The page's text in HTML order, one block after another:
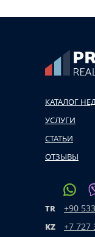
КАТАЛОГ
УСЛУГИ
СТАТЬИ
ОТЗЫВЫ
TR +90
KZ +7 727